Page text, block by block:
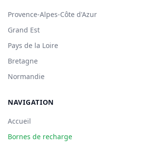
Provence-Alpes-Côte d'Azur
Grand Est
Pays de la Loire
Bretagne
Normandie
NAVIGATION
Accueil
Bornes de recharge